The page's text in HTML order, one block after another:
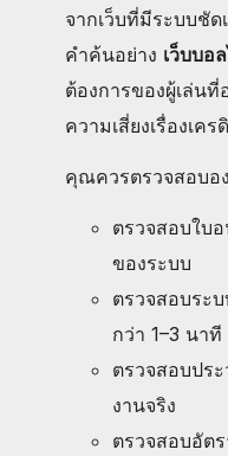
จากเว็บที่มีระบบชัด
คำค้นอย่าง เว็บบอ
ต้องการของผู้เล่น
ความเสี่ยงเรื่องเค
คุณควรตรวจสอบอ
ตรวจสอบใบ
ของระบบ
ตรวจสอบระ
กว่า 1–3 นาที
ตรวจสอบปร
งานจริง
ตรวจสอบอัต